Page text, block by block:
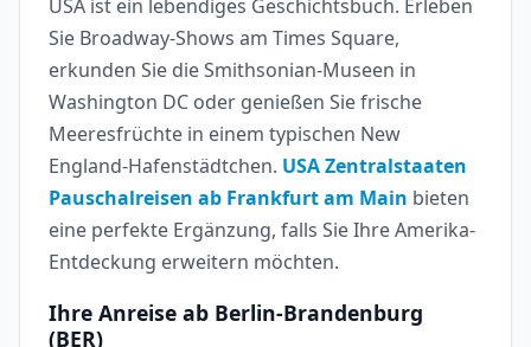
USA ist ein lebendiges Geschichtsbuch. Erleben
Sie Broadway-Shows am Times Square,
erkunden Sie die Smithsonian-Museen in
Washington DC oder genießen Sie frische
Meeresfrüchte in einem typischen New
England-Hafenstädtchen. USA Zentralstaaten
Pauschalreisen ab Frankfurt am Main bieten
eine perfekte Ergänzung, falls Sie Ihre Amerika-
Entdeckung erweitern möchten.
Ihre Anreise ab Berlin-Brandenburg
(BER)